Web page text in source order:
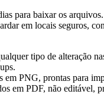
para baixar os arquivos.
em locais seguros,
tipo de alteração
em PNG, prontas para
em PDF, não editável,